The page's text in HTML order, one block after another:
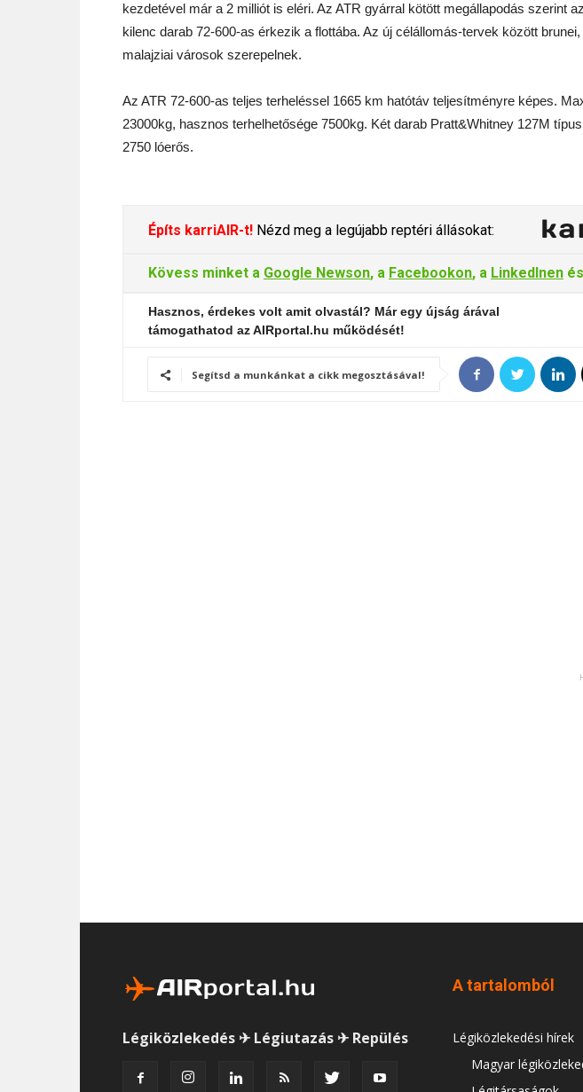
kezdetével már a 2 milliót is eléri. Az ATR gyárral kötött megállapodás szerint
kilenc darab 72-600-as érkezik a flottába. Az új célállomás-tervek között
malajziai városok szerepelnek.
Az ATR 72-600-as teljes terheléssel 1665 km hatótáv teljesítményre képes.
23000kg, hasznos terhelhetősége 7500kg. Két darab Pratt&Whitney 127M
2750 lóerős.
Építs karriAIR-t! Nézd meg a legújabb reptéri állásokat:
Kövess minket a Google Newson, a Facebookon, a LinkedInen
Hasznos, érdekes volt amit olvastál? Már egy újság árával
támogathatod az AIRportal.hu működését!
Segítsd a munkánkat a cikk megosztásával!
Légiközlekedés ✈ Légiutazás ✈ Repülés
A tartalomból
Légiközlekedési hírek
Magyar